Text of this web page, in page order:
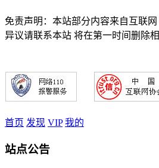
免责声明：本站部分内容来自互联
异议请联系本站 将在第一时间删除
首页 发现 VIP 我的
站点公告